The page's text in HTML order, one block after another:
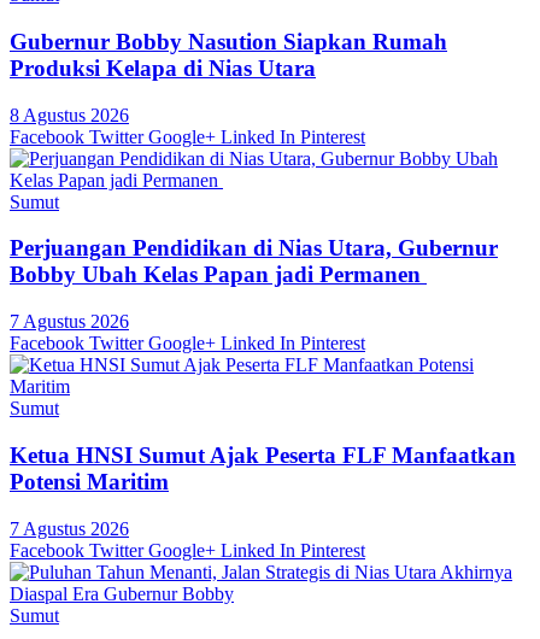
Gubernur Bobby Nasution Siapkan Rumah
Produksi Kelapa di Nias Utara
8 Agustus 2026
Facebook Twitter Google+ Linked In Pinterest
Sumut
Perjuangan Pendidikan di Nias Utara, Gubernur
Bobby Ubah Kelas Papan jadi Permanen
7 Agustus 2026
Facebook Twitter Google+ Linked In Pinterest
Sumut
Ketua HNSI Sumut Ajak Peserta FLF Manfaatkan
Potensi Maritim
7 Agustus 2026
Facebook Twitter Google+ Linked In Pinterest
Sumut